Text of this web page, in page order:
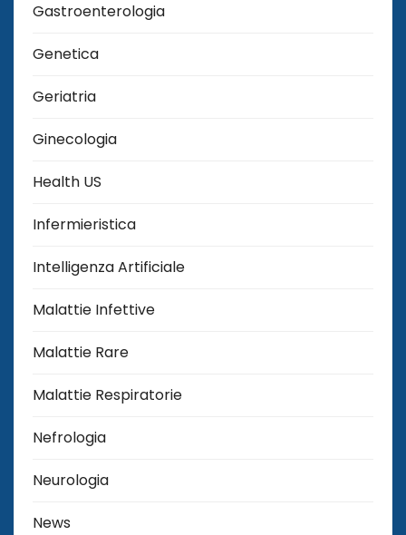
Gastroenterologia
Genetica
Geriatria
Ginecologia
Health US
Infermieristica
Intelligenza Artificiale
Malattie Infettive
Malattie Rare
Malattie Respiratorie
Nefrologia
Neurologia
News